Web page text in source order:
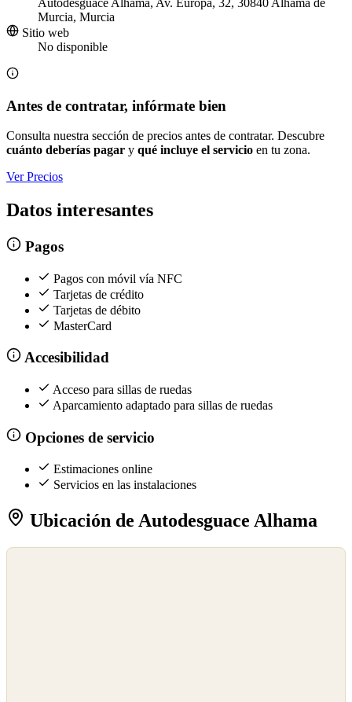
Autodesguace Alhama, Av. Europa, 32, 30840 Alhama de
Murcia, Murcia
Sitio web
No disponible
Antes de contratar, infórmate bien
Consulta nuestra sección de precios antes de contratar. Descubre
cuánto deberías pagar y qué incluye el servicio en tu zona.
Ver Precios
Datos interesantes
Pagos
Pagos con móvil vía NFC
Tarjetas de crédito
Tarjetas de débito
MasterCard
Accesibilidad
Acceso para sillas de ruedas
Aparcamiento adaptado para sillas de ruedas
Opciones de servicio
Estimaciones online
Servicios en las instalaciones
Ubicación de Autodesguace Alhama